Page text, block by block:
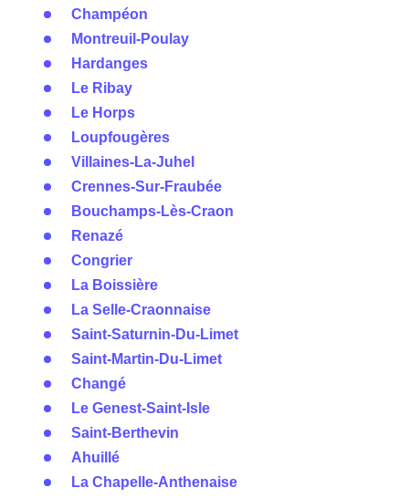
Champéon
Montreuil-Poulay
Hardanges
Le Ribay
Le Horps
Loupfougères
Villaines-La-Juhel
Crennes-Sur-Fraubée
Bouchamps-Lès-Craon
Renazé
Congrier
La Boissière
La Selle-Craonnaise
Saint-Saturnin-Du-Limet
Saint-Martin-Du-Limet
Changé
Le Genest-Saint-Isle
Saint-Berthevin
Ahuillé
La Chapelle-Anthenaise